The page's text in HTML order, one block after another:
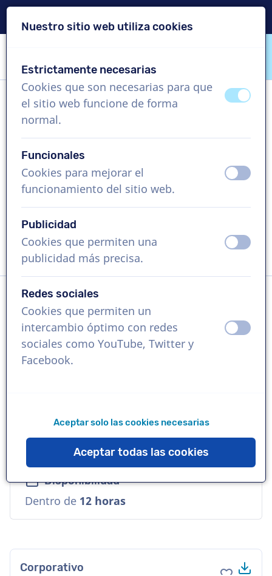
VoiceProductions
Bianca
US$ 369,95
Vídeo corporativo , 1 - 250 palabras
Solicita una demo gratis
Idioma
Portugués (Brasil)
Referencias
Voz
Cálida, Suave, Empresarial
Disponibilidad
Dentro de 12 horas
Corporativo Agregar
Nuestro sitio web utiliza cookies
Estrictamente necesarias
Cookies que son necesarias para que
el sitio web funcione de forma
normal.
Funcionales
Cookies para mejorar el
funcionamiento del sitio web.
Publicidad
Cookies que permiten una
publicidad más precisa.
Redes sociales
Cookies que permiten un
intercambio óptimo con redes
sociales como YouTube, Twitter y
Facebook.
Aceptar solo las cookies necesarias
Aceptar todas las cookies